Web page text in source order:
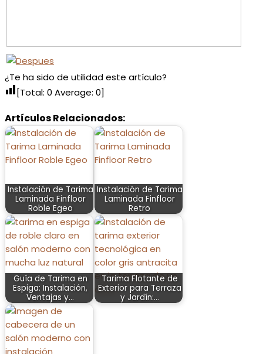
¿Te ha sido de utilidad este artículo?
[Total: 0 Average: 0]
Artículos Relacionados:
Instalación de Tarima
Laminada Finfloor
Roble Egeo
Instalación de Tarima
Laminada Finfloor
Retro
Guía de Tarima en
Espiga: Instalación,
Ventajas y…
Tarima Flotante de
Exterior para Terraza
y Jardín:…